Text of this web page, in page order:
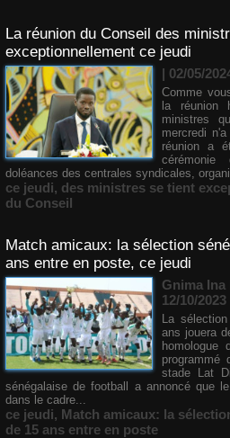
La réunion du Conseil des
exceptionnellement ce jeudi
| 02/05/
Comme
la réunion
ministres
mercredi
réunion a
doléances des centrales syndicales,
ce jeudi, des ministres se tient
du Conseil
Match amicaux: la sélection
ans entre en poste, ce jeudi
Gnima
12/10/2023
La
ans jouera
homologue
programmé
stade Lat
sénégalaise de football a annoncé que
dans le cadre...
ce jeudi, Match amicaux: la
de 15 ans entre en poste